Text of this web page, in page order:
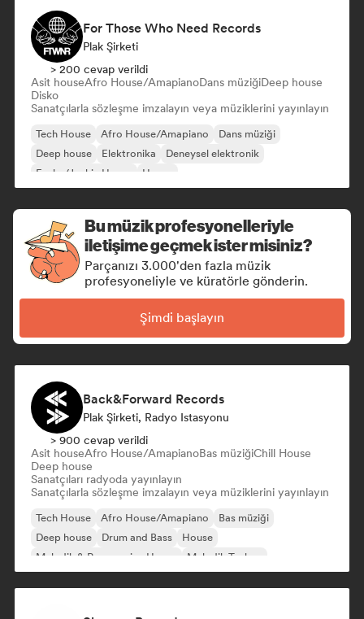
For Those Who Need Records
Plak Şirketi
> 200 cevap verildi
Asit houseAfro House/AmapianoDans müziğiDeep house
Disko
Sanatçılarla sözleşme imzalayın veya müziklerini yayınlayın
Tech House Afro House/Amapiano
Dans müziği
Deep house
Elektronika
Deneysel elektronik
Funky/Jackin House
House
Bu müzik profesyonelleriyle
iletişime geçmek ister misiniz?
Parçanızı 3.000'den fazla müzik
profesyoneliyle ve küratörle gönderin.
Şimdi başlayın
Back&Forward Records
Plak Şirketi, Radyo Istasyonu
> 900 cevap verildi
Asit houseAfro House/AmapianoBas müziğiChill House
Deep house
Sanatçıları radyoda yayınlayın
Sanatçılarla sözleşme imzalayın veya müziklerini yayınlayın
Tech House Afro House/Amapiano
Bas müziği
Deep house
Drum and Bass
House
Melodik & Progressive House
Melodik Techno